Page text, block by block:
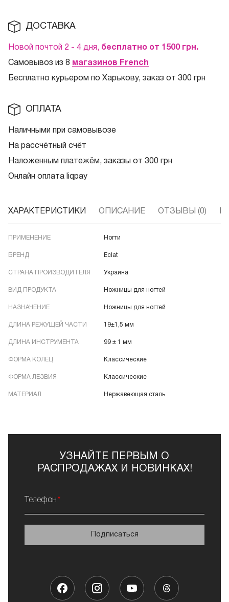
ДОСТАВКА
Новой почтой 2 - 4 дня, бесплатно от 1500 грн.
Самовывоз из 8 магазинов French
Бесплатно курьером по Харькову, заказ от 300 грн
ОПЛАТА
Наличными при самовывозе
На рассчётный счёт
Наложенным платежём, заказы от 300 грн
Онлайн оплата liqpay
ХАРАКТЕРИСТИКИ ОПИСАНИЕ ОТЗЫВЫ (0)
ПРИМЕНЕНИЕ Ногти
БРЕНД Eclat
СТРАНА ПРОИЗВОДИТЕЛЯ Украина
ВИД ПРОДУКТА Ножницы для ногтей
НАЗНАЧЕНИЕ Ножницы для ногтей
ДЛИНА РЕЖУЩЕЙ ЧАСТИ 19±1,5 мм
ДЛИНА ИНСТРУМЕНТА 99 ± 1 мм
ФОРМА КОЛЕЦ Классические
ФОРМА ЛЕЗВИЯ Классические
МАТЕРИАЛ Нержавеющая сталь
УЗНАЙТЕ ПЕРВЫМ О
РАСПРОДАЖАХ И НОВИНКАХ!
Телефон
Подписаться